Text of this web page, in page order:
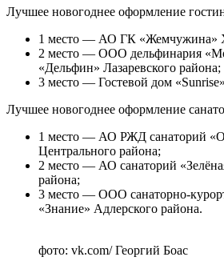
Лучшее новогоднее оформление
1 место — АО ГК «Жемчужина»
2 место — ООО дельфинария
«Дельфин» Лазаревского района;
3 место — Гостевой дом
Лучшее новогоднее оформление
1 место — АО РЖД санаторий
Центрального района;
2 место — АО санаторий
района;
3 место — ООО санаторно-
«Знание» Адлерского района.
фото: vk.com/ Георгий Боас